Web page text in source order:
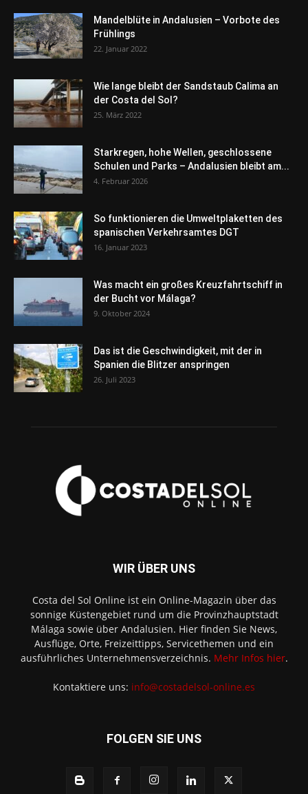
Mandelblüte in Andalusien – Vorbote des
Frühlings
22. Januar 2022
Wie lange bleibt der Sandstaub Calima an
der Costa del Sol?
25. März 2022
Starkregen, hohe Wellen, geschlossene
Schulen und Parks – Andalusien bleibt am...
4. Februar 2026
So funktionieren die Umweltplaketten des
spanischen Verkehrsamtes DGT
16. Januar 2023
Was macht ein großes Kreuzfahrtschiff in
der Bucht vor Málaga?
9. Oktober 2024
Das ist die Geschwindigkeit, mit der in
Spanien die Blitzer anspringen
26. Juli 2023
WIR ÜBER UNS
Costa del Sol Online ist ein Online-Magazin über das
sonnige Küstengebiet rund um die Provinzhauptstadt
Málaga sowie über Andalusien. Hier finden Sie News,
Ausflüge, Orte, Freizeittipps, Servicethemen und ein
ausführliches Unternehmensverzeichnis. Mehr Infos hier.
Kontaktiere uns: info@costadelsol-online.es
FOLGEN SIE UNS